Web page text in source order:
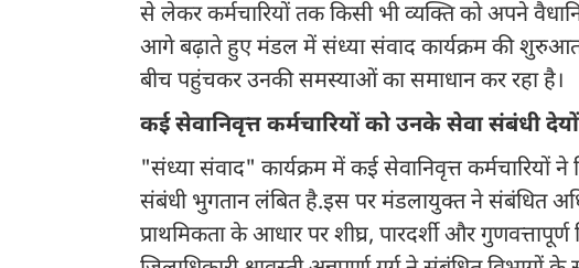
से लेकर कर्मचारियों तक किसी भी व्यक्ति को अपने
आगे बढ़ाते हुए मंडल में संध्या संवाद कार्यक्रम की
बीच पहुंचकर उनकी समस्याओं का समाधान कर रहा है।
कई सेवानिवृत्त कर्मचारियों को उनके सेवा संबंधी
"संध्या संवाद" कार्यक्रम में कई सेवानिवृत्त
संबंधी भुगतान लंबित है.इस पर मंडलायुक्त ने संबंधित
प्राथमिकता के आधार पर शीघ्र, पारदर्शी और